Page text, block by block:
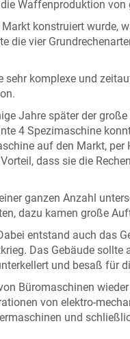
Waffenproduktion von
konstruiert wurde,
die vier
sehr komplexe und
Jahre später der
4 Spezimaschine
auf den Markt, per
dass sie die
ganzen Anzahl
dazu kamen große
entstand auch das
Das Gebäude
und besaß für
Büromaschinen
von elektro-
und